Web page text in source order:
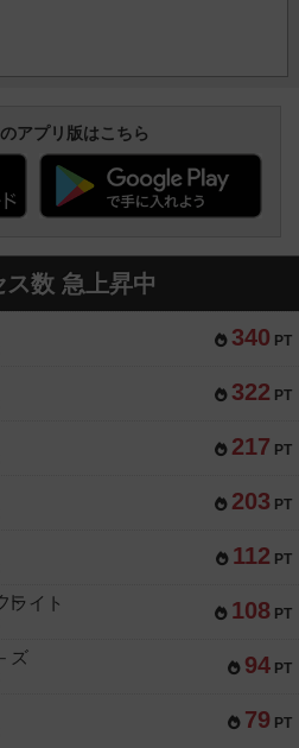
アプリ版はこちら
ス数 急上昇中
340 PT
322 PT
217 PT
203 PT
112 PT
108 PT
ライト
94 PT
ズ
79 PT